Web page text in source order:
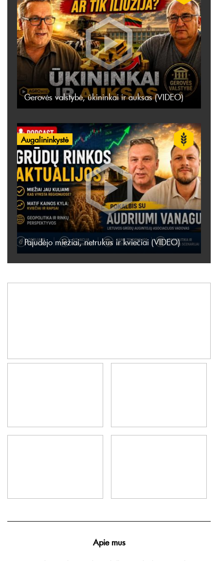
Gerovės valstybė, ūkininkai ir auksas (VIDEO)
Augalininkystė
Pajudėjo miežiai, netrukus ir kviečiai (VIDEO)
Apie mus